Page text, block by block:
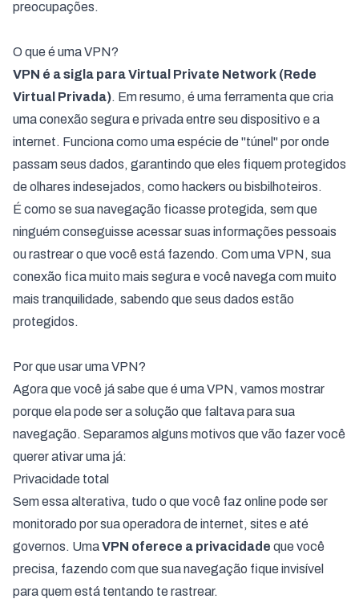
preocupações.
O que é uma VPN?
VPN é a sigla paraVirtual Private Network (Rede
Virtual Privada). Em resumo, é uma ferramenta que cria
uma conexão segura e privada entre seu dispositivo e a
internet. Funciona como uma espécie de "túnel" por onde
passam seus dados, garantindo que eles fiquem protegidos
de olhares indesejados, como hackers ou bisbilhoteiros.
É como se sua navegação ficasse protegida, sem que
ninguém conseguisse acessar suas informações pessoais
ou rastrear o que você está fazendo. Com uma VPN, sua
conexão fica muito mais segura e você navega com muito
mais tranquilidade, sabendo que seus dados estão
protegidos.
Por que usar uma VPN?
Agora que você já sabe que é uma VPN, vamos mostrar
porque ela pode ser a solução que faltava para sua
navegação. Separamos alguns motivos que vão fazer você
querer ativar uma já:
Privacidade total
Sem essa alterativa, tudo o que você faz online pode ser
monitorado por sua operadora de internet, sites e até
governos. UmaVPN oferece a privacidade que você
precisa, fazendo com que sua navegação fique invisível
para quem está tentando te rastrear.